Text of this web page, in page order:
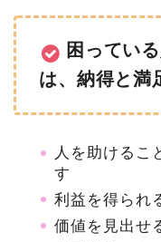
困ってい
は、納得と満
人を助けるこ
す
利益を得られ
価値を見出せ